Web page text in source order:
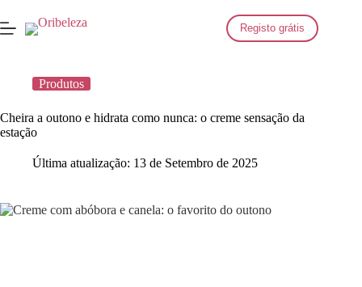
para
o
Registo grátis
Produtos
Cheira a outono e hidrata como nunca: o creme sensação da
estação
Última atualização: 13 de Setembro de 2025